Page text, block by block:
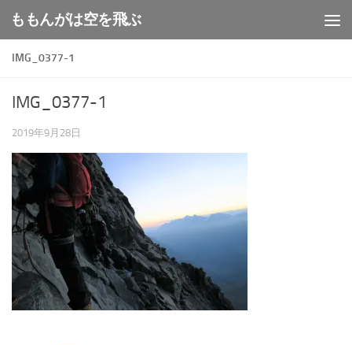
コンテンツへスキップ
ももんがは空を飛ぶ
IMG_0377-1
IMG_0377-1
2019年9月28日